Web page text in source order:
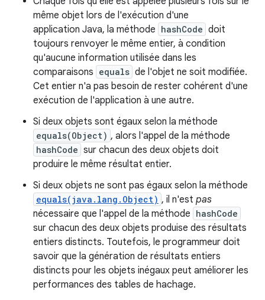
même objet lors de l'exécution d'une
application Java, la méthode hashCode doit
toujours renvoyer le même entier, à condition
qu'aucune information utilisée dans les
comparaisons equals de l'objet ne soit modifiée.
Cet entier n'a pas besoin de rester cohérent d'une
exécution de l'application à une autre.
Si deux objets sont égaux selon la méthode
equals(Object) , alors l'appel de la méthode
hashCode sur chacun des deux objets doit
produire le même résultat entier.
Si deux objets ne sont pas égaux selon la méthode
equals(java.lang.Object) , il n'est pas
nécessaire que l'appel de la méthode hashCode
sur chacun des deux objets produise des résultats
entiers distincts. Toutefois, le programmeur doit
savoir que la génération de résultats entiers
distincts pour les objets inégaux peut améliorer les
performances des tables de hachage.